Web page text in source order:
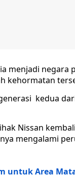
menjadi
kehormatan
kedua
Nissan
mengalami
untuk Area